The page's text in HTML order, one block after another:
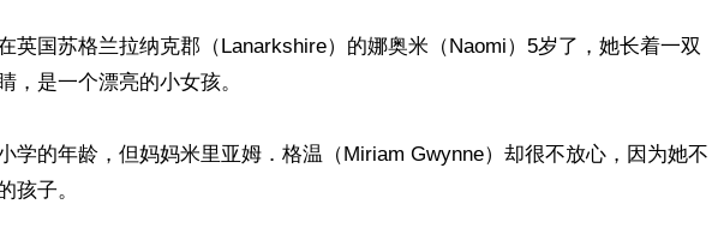
英国苏格兰拉纳克郡（Lanarkshire）的娜奥米（Naomi）5岁了，她长着一双
，是一个漂亮的小女孩。
学的年龄，但妈妈米里亚姆．格温（Miriam Gwynne）却很不放心，因为她不
孩子。